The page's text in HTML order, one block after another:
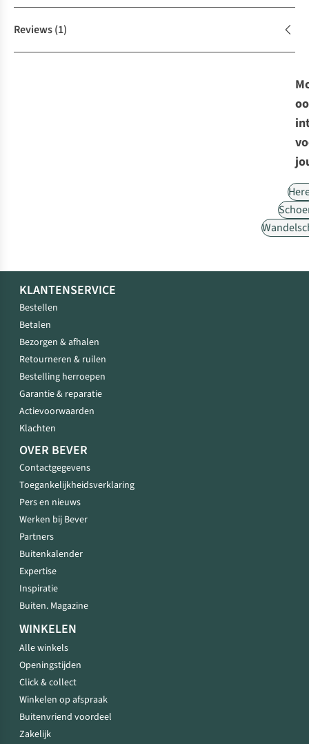
Reviews(1)
KLANTENSERVICE
Bestellen
Betalen
Bezorgen & afhalen
Retourneren & ruilen
Bestelling herroepen
Garantie & reparatie
Actievoorwaarden
Klachten
OVER BEVER
Contactgegevens
Toegankelijkheidsverklaring
Pers en nieuws
Werken bij Bever
Partners
Buitenkalender
Expertise
Inspiratie
Buiten. Magazine
WINKELEN
Alle winkels
Openingstijden
Click & collect
Winkelen op afspraak
Buitenvriend voordeel
Zakelijk